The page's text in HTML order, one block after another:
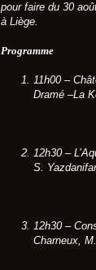
pour faire du 30
à Liège.
Programme
11h00 –
Dramé –La
12h30 –
S.
12h30 –
Charneux,